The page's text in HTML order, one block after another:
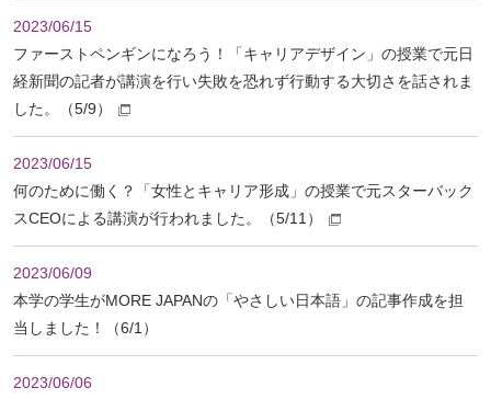
2023/06/15
ファーストペンギンになろう！「キャリアデザイン」の授業で元日
経新聞の記者が講演を行い失敗を恐れず行動する大切さを話されま
した。（5/9）
2023/06/15
何のために働く？「女性とキャリア形成」の授業で元スターバック
スCEOによる講演が行われました。（5/11）
2023/06/09
本学の学生がMORE JAPANの「やさしい日本語」の記事作成を担
当しました！（6/1）
2023/06/06